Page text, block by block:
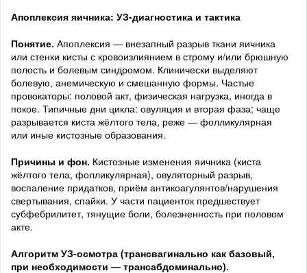
Апоплексия яичника: УЗ-диагностика и тактика
Понятие. Апоплексия — внезапный разрыв ткани яичника
или стенки кисты с кровоизлиянием в строму и/или брюшную
полость и болевым синдромом. Клинически выделяют
болевую, анемическую и смешанную формы. Частые
провокаторы: половой акт, физическая нагрузка, иногда в
покое. Типичные дни цикла: овуляция и вторая фаза; чаще
разрывается киста жёлтого тела, реже — фолликулярная
или иные кистозные образования.
Причины и фон. Кистозные изменения яичника (киста
жёлтого тела, фолликулярная), овуляторный разрыв,
воспаление придатков, приём антикоагулянтов/нарушения
свертывания, спайки. У части пациенток предшествует
субфебрилитет, тянущие боли, болезненность при половом
акте.
Алгоритм УЗ-осмотра (трансвагинально как базовый,
при необходимости — трансабдоминально).